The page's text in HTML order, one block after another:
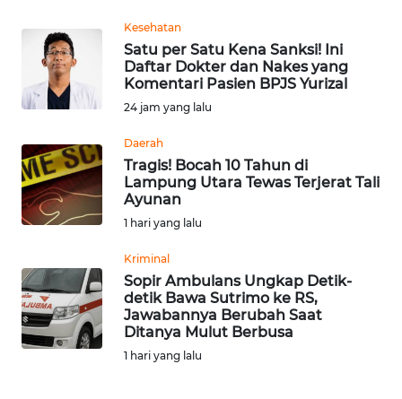
Kesehatan
Satu per Satu Kena Sanksi! Ini
Daftar Dokter dan Nakes yang
Komentari Pasien BPJS Yurizal
24 jam yang lalu
Daerah
Tragis! Bocah 10 Tahun di
Lampung Utara Tewas Terjerat Tali
Ayunan
1 hari yang lalu
Kriminal
Sopir Ambulans Ungkap Detik-
detik Bawa Sutrimo ke RS,
Jawabannya Berubah Saat
Ditanya Mulut Berbusa
1 hari yang lalu
WN
NUSANTARA
WN
WN
JATIM
WN
KALBAR